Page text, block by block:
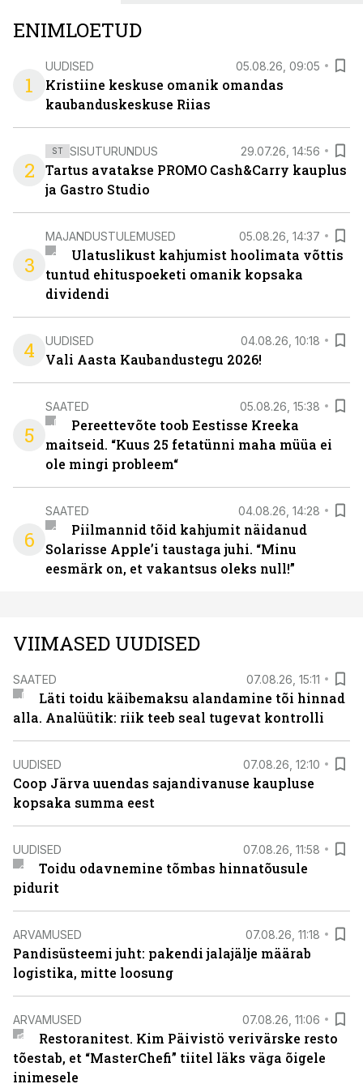
ENIMLOETUD
1
UUDISED 05.08.26, 09:05
Kristiine keskuse omanik omandas
kaubanduskeskuse Riias
2
ST SISUTURUNDUS 29.07.26, 14:56
Tartus avatakse PROMO Cash&Carry kauplus
ja Gastro Studio
3
MAJANDUSTULEMUSED 05.08.26, 14:37
Ulatuslikust kahjumist hoolimata võttis
tuntud ehituspoeketi omanik kopsaka
dividendi
4 UUDISED 04.08.26, 10:18
Vali Aasta Kaubandustegu 2026!
5
SAATED 05.08.26, 15:38
Pereettevõte toob Eestisse Kreeka
maitseid. “Kuus 25 fetatünni maha müüa ei
ole mingi probleem“
6
SAATED 04.08.26, 14:28
Piilmannid tõid kahjumit näidanud
Solarisse Apple’i taustaga juhi. “Minu
eesmärk on, et vakantsus oleks null!”
VIIMASED UUDISED
SAATED 07.08.26, 15:11
Läti toidu käibemaksu alandamine tõi hinnad
alla. Analüütik: riik teeb seal tugevat kontrolli
UUDISED 07.08.26, 12:10
Coop Järva uuendas sajandivanuse kaupluse
kopsaka summa eest
UUDISED 07.08.26, 11:58
Toidu odavnemine tõmbas hinnatõusule
pidurit
ARVAMUSED 07.08.26, 11:18
Pandisüsteemi juht: pakendi jalajälje määrab
logistika, mitte loosung
ARVAMUSED 07.08.26, 11:06
Restoranitest. Kim Päivistö verivärske resto
tõestab, et “MasterChefi” tiitel läks väga õigele
inimesele